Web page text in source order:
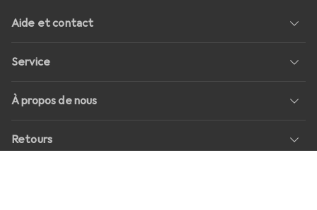
Aide et contact
Service
À propos de nous
Retours